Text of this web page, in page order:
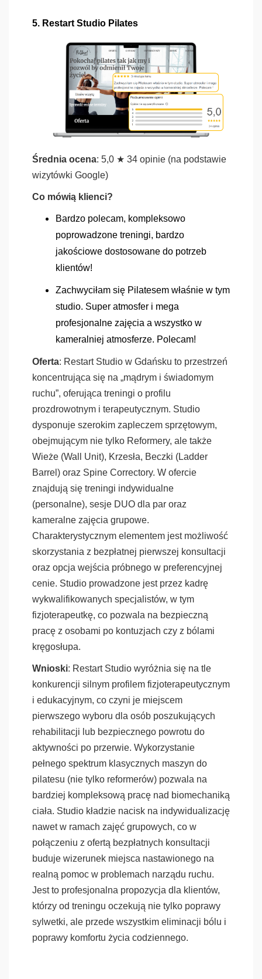
5. Restart Studio Pilates
Średnia ocena: 5,0 ★ 34 opinie (na podstawie
wizytówki Google)
Co mówią klienci?
Bardzo polecam, kompleksowo
poprowadzone treningi, bardzo
jakościowe dostosowane do potrzeb
klientów!
Zachwyciłam się Pilatesem właśnie w tym
studio. Super atmosfer i mega
profesjonalne zajęcia a wszystko w
kameralniej atmosferze. Polecam!
Oferta: Restart Studio w Gdańsku to przestrzeń
koncentrująca się na „mądrym i świadomym
ruchu”, oferująca treningi o profilu
prozdrowotnym i terapeutycznym. Studio
dysponuje szerokim zapleczem sprzętowym,
obejmującym nie tylko Reformery, ale także
Wieże (Wall Unit), Krzesła, Beczki (Ladder
Barrel) oraz Spine Correctory. W ofercie
znajdują się treningi indywidualne
(personalne), sesje DUO dla par oraz
kameralne zajęcia grupowe.
Charakterystycznym elementem jest możliwość
skorzystania z bezpłatnej pierwszej konsultacji
oraz opcja wejścia próbnego w preferencyjnej
cenie. Studio prowadzone jest przez kadrę
wykwalifikowanych specjalistów, w tym
fizjoterapeutkę, co pozwala na bezpieczną
pracę z osobami po kontuzjach czy z bólami
kręgosłupa.
Wnioski: Restart Studio wyróżnia się na tle
konkurencji silnym profilem fizjoterapeutycznym
i edukacyjnym, co czyni je miejscem
pierwszego wyboru dla osób poszukujących
rehabilitacji lub bezpiecznego powrotu do
aktywności po przerwie. Wykorzystanie
pełnego spektrum klasycznych maszyn do
pilatesu (nie tylko reformerów) pozwala na
bardziej kompleksową pracę nad biomechaniką
ciała. Studio kładzie nacisk na indywidualizację
nawet w ramach zajęć grupowych, co w
połączeniu z ofertą bezpłatnych konsultacji
buduje wizerunek miejsca nastawionego na
realną pomoc w problemach narządu ruchu.
Jest to profesjonalna propozycja dla klientów,
którzy od treningu oczekują nie tylko poprawy
sylwetki, ale przede wszystkim eliminacji bólu i
poprawy komfortu życia codziennego.